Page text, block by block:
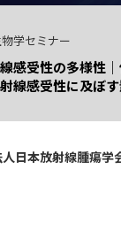
学セミナー
感受性の多様性｜
線感受性に及ぼ
日本放射線腫瘍学